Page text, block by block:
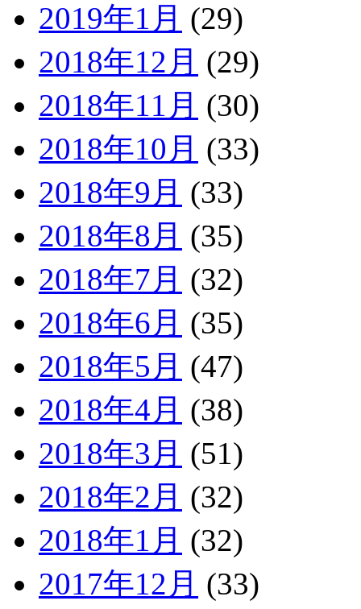
2019年1月 (29)
2018年12月 (29)
2018年11月 (30)
2018年10月 (33)
2018年9月 (33)
2018年8月 (35)
2018年7月 (32)
2018年6月 (35)
2018年5月 (47)
2018年4月 (38)
2018年3月 (51)
2018年2月 (32)
2018年1月 (32)
2017年12月 (33)